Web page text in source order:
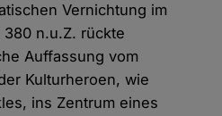
Vernichtung im
n.u.Z. rückte
Auffassung vom
Kulturheroen, wie
ins Zentrum eines